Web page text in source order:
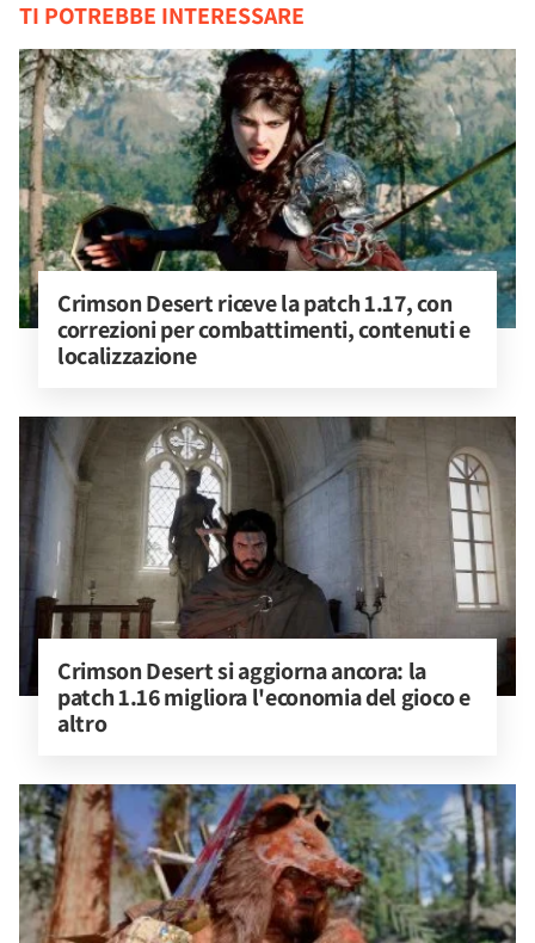
TI POTREBBE INTERESSARE
Crimson Desert riceve la patch 1.17, con
correzioni per combattimenti, contenuti e
localizzazione
Crimson Desert si aggiorna ancora: la
patch 1.16 migliora l'economia del gioco e
altro